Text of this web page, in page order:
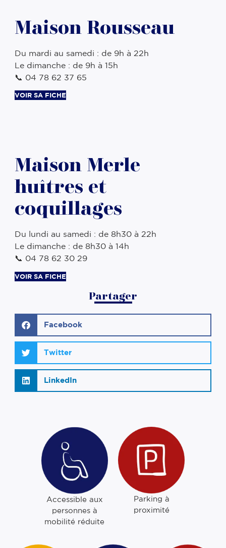
Maison Rousseau
Du mardi au samedi : de 9h à 22h
Le dimanche : de 9h à 15h
📞 04 78 62 37 65
VOIR SA FICHE
Maison Merle
huîtres et
coquillages
Du lundi au samedi : de 8h30 à 22h
Le dimanche : de 8h30 à 14h
📞 04 78 62 30 29
VOIR SA FICHE
Partager
Facebook
Twitter
LinkedIn
Accessible aux
personnes à
mobilité réduite
Parking à
proximité